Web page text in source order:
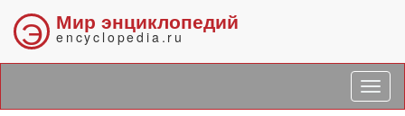
Э Мир энциклопедий
encyclopedia.ru